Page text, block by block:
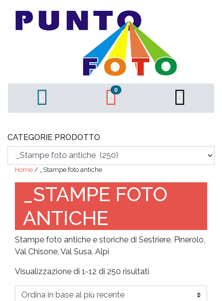
0
CATEGORIE PRODOTTO
Home / _Stampe foto antiche
_STAMPE FOTO
ANTICHE
Stampe foto antiche e storiche di Sestriere, Pinerolo,
Val Chisone, Val Susa, Alpi
Visualizzazione di 1-12 di 250 risultati